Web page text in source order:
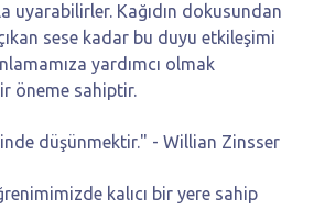
uyarabilirler. Kağıdın dokusundan
sese kadar bu duyu etkileşimi
yardımcı olmak
öneme sahiptir.
düşünmektir." - Willian Zinsser
kalıcı bir yere sahip